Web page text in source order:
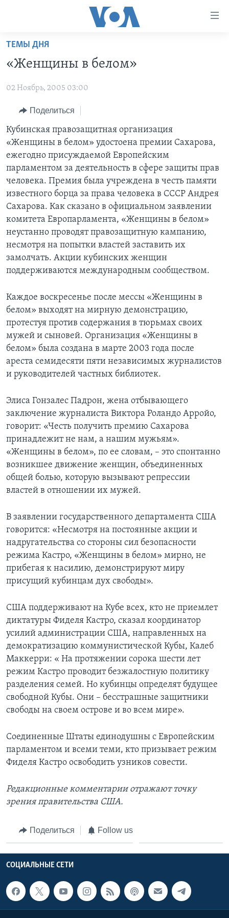
Перейти
основной
Перейти
навигации
Перейти
поиск
ПРОГРАММЫ
АМЕРИКА
НОВОСТИ ЗА МИНУТУ
ИТОГИ
ПОЧЕМУ ЭТО ВАЖНО?
ДИСКУССИЯ VOA
ДЕТАЛИ
НЬЮ-ЙОРК NEW YORK
АМЕРИКА. БОЛЬШОЕ ПУТЕШЕСТВИЕ
ПРОЕКТЫ
УЧИМ АНГЛИЙСКИЙ
НАША АМЕРИКАНСКАЯ ИСТОРИЯ
А КАК В АМЕРИКЕ?
АРТЕФАКТЫ
АМЕРИКАНСКИЕ ГОРОДКИ
ЭКСПЕРТИЗА
ИНТЕРВЬЮ
ФАКТЫ ПРОТИВ ФЕЙКОВ
ЗА СВОБОДУ ПРЕССЫ
УЧИМ АНГЛИЙСКИЙ
ВИДЕО
ПОДПИСКА НА НОВОСТИ
Learning English
СОЦИАЛЬНЫЕ СЕТИ
Языки
ТЕМЫ ДНЯ
«Женщины в белом»
02 Ноябрь, 2005 03:00
Поделиться
Кубинская правозащитная организация
«Женщины в белом» удостоена премии Сахарова,
ежегодно присуждаемой Европейским
парламентом за деятельность в сфере защиты прав
человека. Премия была учреждена в честь памяти
известного борца за права человека в СССР Андрея
Сахарова. Как сказано в официальном заявлении
комитета Европарламента, «Женщины в белом»
неустанно проводят правозащитную кампанию,
несмотря на попытки властей заставить их
замолчать. Акции кубинских женщин
поддерживаются международным сообществом.
Каждое воскресенье после мессы «Женщины в
белом» выходят на мирную демонстрацию,
протестуя против содержания в тюрьмах своих
мужей и сыновей. Организация «Женщины в
белом» была создана в марте 2003 года после
ареста семидесяти пяти независимых журналистов
и руководителей частных библиотек.
Элиса Гонзалес Падрон, жена отбывающего
заключение журналиста Виктора Роландо Арройо,
говорит: «Честь получить премию Сахарова
принадлежит не нам, а нашим мужьям».
«Женщины в белом», по ее словам, – это спонтанно
возникшее движение женщин, объединенных
общей болью, которую вызывают репрессии
властей в отношении их мужей.
В заявлении государственного департамента США
говорится: «Несмотря на постоянные акции и
надругательства со стороны сил безопасности
режима Кастро, «Женщины в белом» мирно, не
прибегая к насилию, демонстрируют миру
присущий кубинцам дух свободы».
США поддерживают на Кубе всех, кто не приемлет
диктатуры Фиделя Кастро, сказал координатор
усилий администрации США, направленных на
демократизацию коммунистической Кубы, Калеб
Маккерри: « На протяжении сорока шести лет
режим Кастро проводит безжалостную политику
разделения семей. Но кубинцы определят будущее
свободной Кубы. Они – бесстрашные защитники
свободы на своем острове и во всем мире».
Соединенные Штаты единодушны с Европейским
парламентом и всеми теми, кто призывает режим
Фиделя Кастро освободить узников совести.
Редакционные комментарии отражают точку
зрения правительства США.
Поделиться Follow us
СОЦИАЛЬНЫЕ СЕТИ